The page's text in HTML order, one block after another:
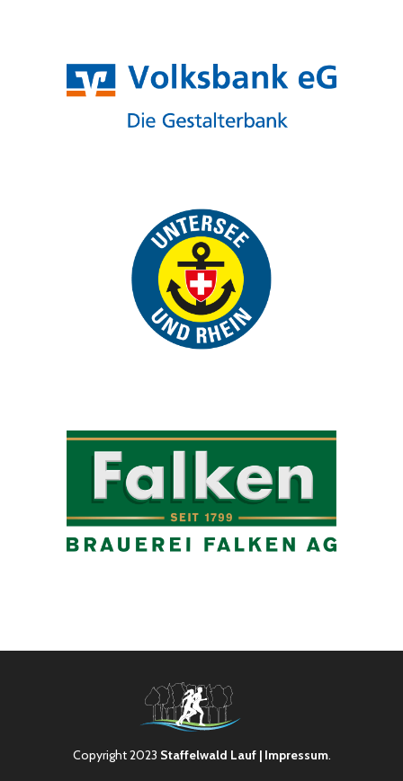
Copyright 2023 Staffelwald Lauf| Impressum.